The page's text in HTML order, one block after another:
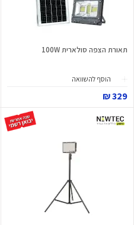
תאורת הצפה סולארית 100W
הוסף להשוואה
329 ₪